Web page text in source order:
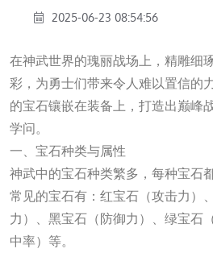
2025-06-23 08:54:56
在神武世界的瑰丽战场上，精雕细
彩，为勇士们带来令人难以置信的
的宝石镶嵌在装备上，打造出巅峰
学问。
一、宝石种类与属性
神武中的宝石种类繁多，每种宝石
常见的宝石有：红宝石（攻击力）
力）、黑宝石（防御力）、绿宝石
中率）等。